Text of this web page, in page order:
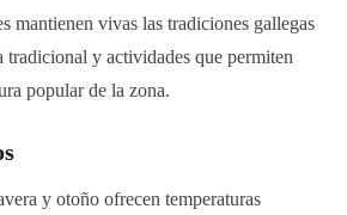
mantienen vivas las tradiciones gallegas
tradicional y actividades que permiten
popular de la zona.
y otoño ofrecen temperaturas